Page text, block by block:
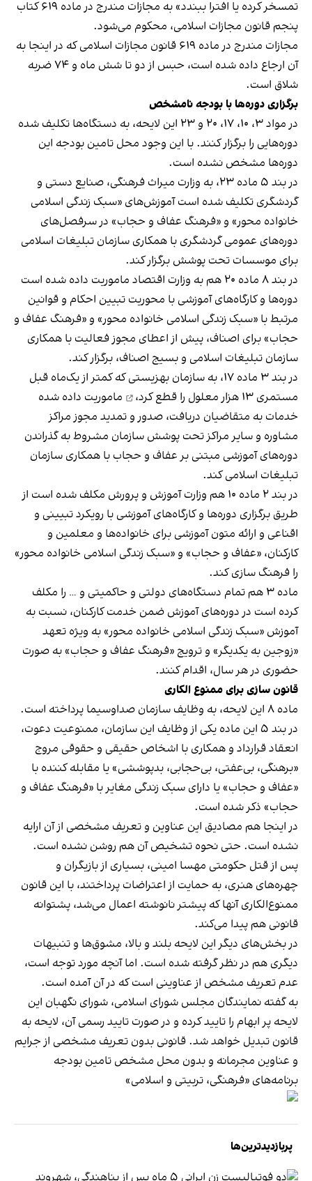
تمسخر کرده یا افترا ببندد» به مجازات مندرج در ماده ۶۱۹ کتاب
پنجم قانون مجازات اسلامی، محکوم می‌شود.
مجازات مندرج در ماده ۶۱۹ قانون مجازات اسلامی که در اینجا به
آن ارجاع داده شده است، حبس از دو تا شش ماه و ۷۴ ضربه
شلاق است.
برگزاری دوره‌ها با بودجه نامشخص
در مواد ۳، ۱۰، ۱۷، ۲۰ و ۲۳ این لایحه، به دستگاه‌ها تکلیف شده
دوره‌هایی را برگزار کنند. با این وجود محل تامین بودجه این
دوره‌ها مشخص نشده است.
در بند ۵ ماده ۲۳، به وزارت میراث‌ فرهنگی، صنایع دستی و
گردشگری تکلیف شده است آموزش‌های «سبک زندگی اسلامی
خانواده محور» و «فرهنگ عفاف و حجاب» در سرفصل‌های
دوره‌های عمومی گردشگری با همکاری سازمان تبلیغات اسلامی
برای موسسات تحت پوشش برگزار کند.
در بند ۸ ماده ۲۰ هم به وزارت اقتصاد ماموریت داده شده است
دوره‌ها و کارگاه‌های آموزشی با محوریت تبیین احکام و قوانین
مرتبط با «سبک زندگی اسلامی خانواده محور» و «فرهنگ عفاف و
حجاب» برای اصناف، پیش از اعطای مجوز فعالیت با همکاری
سازمان تبلیغات اسلامی و بسیج اصناف، برگزار کند.
در بند ۳ ماده ۱۷، به سازمان بهزیستی که کمتر از یک‌ماه قبل
مستمری ۱۳ هزار معلول را قطع کرد،
ماموریت داده شده
خدمات به متقاضیان دریافت، صدور و تمدید مجوز مراکز
مشاوره و سایر مراکز تحت پوشش سازمان مشروط به گذراندن
دوره‌های آموزشی مبتنی بر عفاف و حجاب با همکاری سازمان
تبلیغات اسلامی کند.
در بند ۲ ماده ۱۰ هم وزارت آموزش و پرورش مکلف شده است از
طریق برگزاری دوره‌ها و کارگاه‌های آموزشی با رویکرد تبیینی و
اقناعی و ارائه متون آموزشی برای خانواده‌ها و معلمین و
کارکنان، «عفاف و حجاب» و «سبک زندگی اسلامی خانواده محور»
را فرهنگ سازی کند.
ماده ۳
هم تمام دستگاه‌های دولتی و حاکمیتی و … را مکلف
کرده است در دوره‌های آموزش ضمن خدمت کارکنان، نسبت به
آموزش «سبک زندگی اسلامی خانواده محور» به ویژه تعهد
«زوجین به یکدیگر» و ترویج «فرهنگ عفاف و حجاب» به صورت
حضوری در هر سال، اقدام کنند.
قانون سازی برای ممنوع الکاری
ماده ۸ این لایحه، به وظایف سازمان صداوسیما پرداخته است.
در بند ۵ این ماده یکی از وظایف این سازمان،‌ ممنوعیت دعوت،
انعقاد قرارداد و همکاری با اشخاص حقیقی و حقوقی مروج
«برهنگی، بی‌عفتی، بی‌حجابی، بدپوششی» یا مقابله کننده با
«عفاف و حجاب» یا دارای سبک زندگی مغایر با «فرهنگ عفاف و
حجاب» ذکر شده است.
در اینجا هم مصادیق این عناوین و تعریف مشخصی از آن ارایه
نشده است. حتی نحوه تشخیص آن هم روشن نشده است.
پس از قتل حکومتی مهسا امینی، بسیاری از بازیگران و
چهره‌های هنری، به حمایت از اعتراضات پرداختند، با این قانون
ممنوع‌الکاری آنها که پیشتر نانوشته اعمال می‌شد، پشتوانه
قانونی هم پیدا می‌کند.
در بخش‌های دیگر این لایحه بلند و بالا، مشوق‌ها و تنبیهات
دیگری هم در نظر گرفته شده است. اما آنچه مورد توجه است،
عدم تعریف مشخص از عناوینی است که در آن آمده است.
به گفته نمایندگان مجلس شورای اسلامی، شورای نگهبان این
لایحه پر ابهام را تایید کرده و در صورت تایید رسمی آن، لایحه به
قانون تبدیل خواهد شد. قانونی بدون تعریف مشخصی از جرایم
و عناوین مجرمانه و بدون محل مشخص تامین بودجه
برنامه‌های «فرهنگی، تربیتی و اسلامی»
پربازدیدترین‌ها